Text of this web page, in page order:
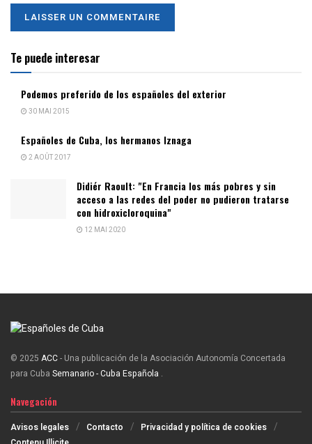
Te puede interesar
Podemos preferido de los españoles del exterior
30 MAI 2015
Españoles de Cuba, los hermanos Iznaga
2 AOÛT 2017
Didiér Raoult: "En Francia los más pobres y sin
acceso a las redes del poder no pudieron tratarse
con hidroxicloroquina"
12 MAI 2020
© 2025 ACC- Una publicación de la Asociación Autonomía Concertada
para Cuba Semanario - Cuba Española .
Navegación
Avisos legales Contacto
Privacidad y política de cookies